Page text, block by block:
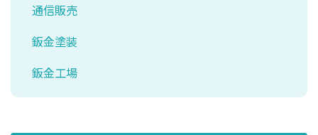
通信販売
鈑金塗装
鈑金工場